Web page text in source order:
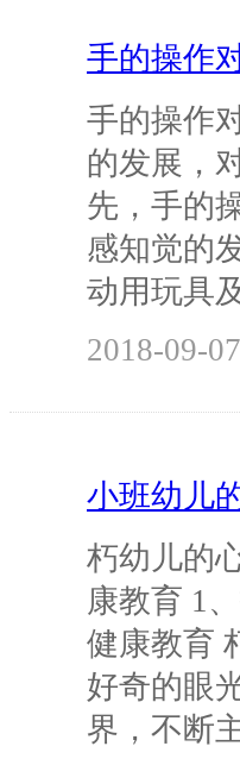
手的操作
手的操作
的发展，
先，手的
感知觉的
动用玩具
2018-09-07
小班幼儿
朽幼儿的
康教育 1
健康教育
好奇的眼
界，不断